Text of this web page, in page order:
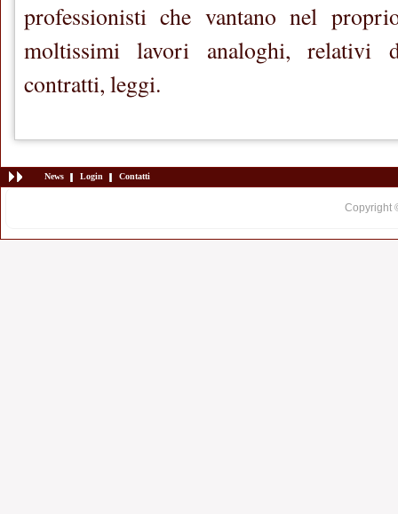
professionisti che vantano nel
moltissimi lavori analoghi, relativi
contratti, leggi.
News Login Contatti
Copyright